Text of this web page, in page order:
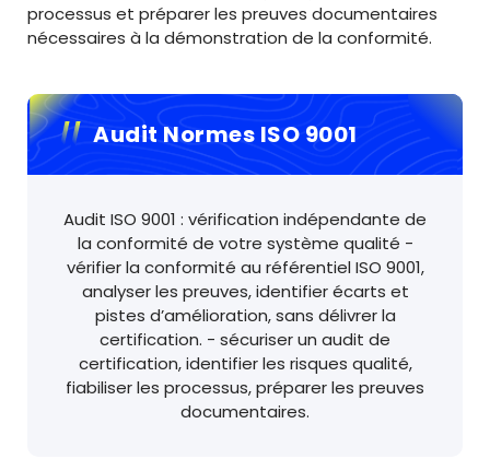
processus et préparer les preuves documentaires
nécessaires à la démonstration de la conformité.
Audit Normes ISO 9001
Audit ISO 9001 : vérification indépendante de
la conformité de votre système qualité -
vérifier la conformité au référentiel ISO 9001,
analyser les preuves, identifier écarts et
pistes d’amélioration, sans délivrer la
certification. - sécuriser un audit de
certification, identifier les risques qualité,
fiabiliser les processus, préparer les preuves
documentaires.